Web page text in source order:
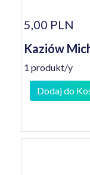
5,00 PLN
Kaziów
1 produkt/y
Dodaj do